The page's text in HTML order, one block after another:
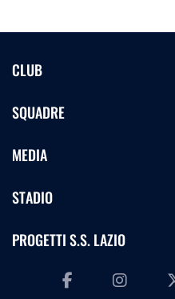
CLUB
SQUADRE
MEDIA
STADIO
PROGETTI S.S. LAZIO